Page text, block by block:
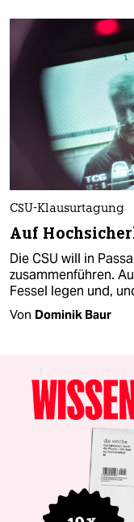
CSU-Klausurtagung
Auf
Die CSU will in
zusammenführen.
Fessel legen und,
Von Dominik Baur